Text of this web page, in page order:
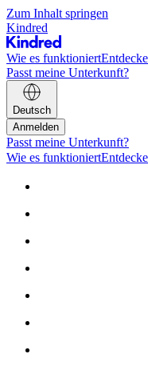
Zum Inhalt springen
Kindred
Wie es funktioniert
Passt meine Unterkunft?
Deutsch
Anmelden
Passt meine Unterkunft?
Wie es funktioniert